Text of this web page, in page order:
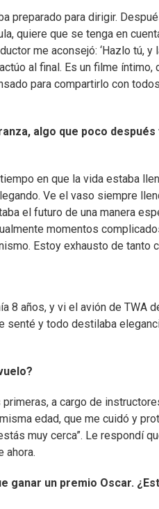
preparado para dirigir.
quiere que se tenga en
me aconsejó: ‘Hazlo tú, y
al final. Es un filme íntimo,
para compartirlo con
algo que poco
en que la vida estaba
Ve el vaso siempre
el futuro de una manera
momentos
Estoy exhausto de tanto
8 años, y vi el avión de TWA
senté y todo destilaba
a cargo de
edad, que me cuidó y
muy cerca”. Le respondí
ahora.
ganar un premio Oscar.